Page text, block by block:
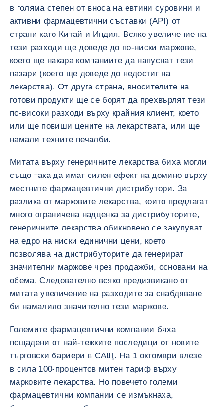
в голяма степен от вноса на евтини суровини и
активни фармацевтични съставки (API) от
страни като Китай и Индия. Всяко увеличение на
тези разходи ще доведе до по-ниски маржове,
което ще накара компаниите да напуснат тези
пазари (което ще доведе до недостиг на
лекарства). От друга страна, вносителите на
готови продукти ще се борят да прехвърлят тези
по-високи разходи върху крайния клиент, което
или ще повиши цените на лекарствата, или ще
намали техните печалби.
Митата върху генеричните лекарства биха могли
също така да имат силен ефект на домино върху
местните фармацевтични дистрибутори. За
разлика от марковите лекарства, които предлагат
много ограничена надценка за дистрибуторите,
генеричните лекарства обикновено се закупуват
на едро на ниски единични цени, което
позволява на дистрибуторите да генерират
значителни маржове чрез продажби, основани на
обема. Следователно всяко предизвикано от
митата увеличение на разходите за снабдяване
би намалило значително тези маржове.
Големите фармацевтични компании бяха
пощадени от най-тежките последици от новите
търговски бариери в САЩ. На 1 октомври влезе
в сила 100-процентов митен тариф върху
марковите лекарства. Но повечето големи
фармацевтични компании се измъкнаха,